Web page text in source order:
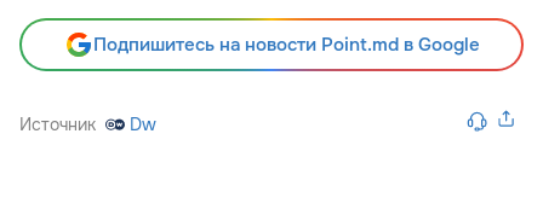
Подпишитесь на новости Point.md в Google
Источник Dw